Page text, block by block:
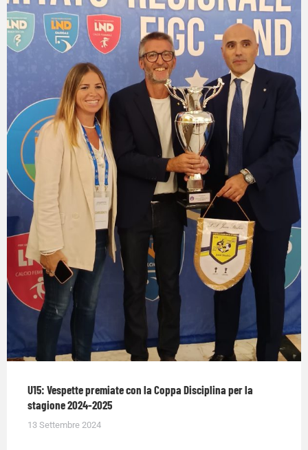
U15: Vespette premiate con la Coppa Disciplina per la
stagione 2024-2025
13 Settembre 2024